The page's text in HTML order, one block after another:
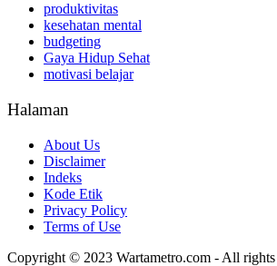
produktivitas
kesehatan mental
budgeting
Gaya Hidup Sehat
motivasi belajar
Halaman
About Us
Disclaimer
Indeks
Kode Etik
Privacy Policy
Terms of Use
Copyright © 2023 Wartametro.com - All rights